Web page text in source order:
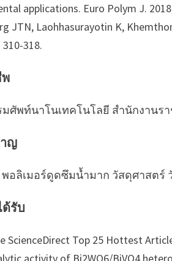
applications. Euro Polym J.
JTN, Laohhasurayotin K,
310-318.
ศัพท์นาโนเทคโนโลยี สำนักงาน
ญ
พอลิเมอร์ดูดซึมน้ำมาก วัสดุศาสตร์
รับ
ScienceDirect Top 25 Hottest